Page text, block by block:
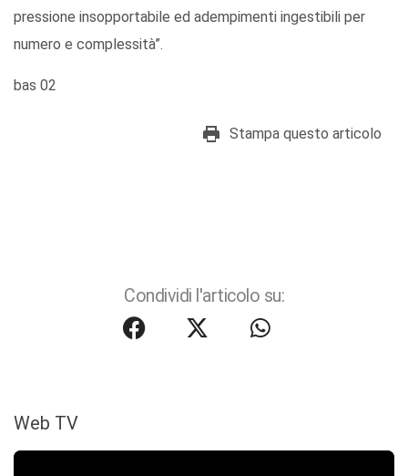
pressione insopportabile ed adempimenti ingestibili per
numero e complessità”.
bas 02
Stampa questo articolo
Condividi l'articolo su:
Web TV